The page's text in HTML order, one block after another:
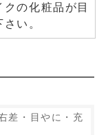
の化粧品が目
い。
差・目やに・充